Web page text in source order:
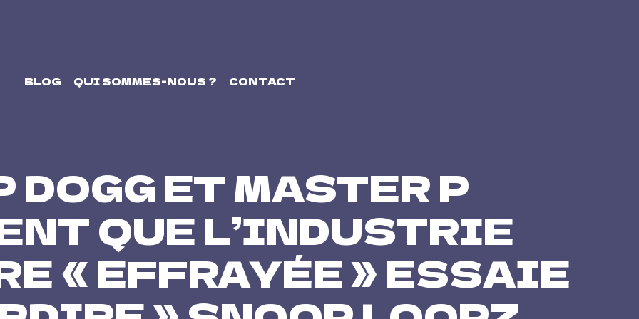
BLOG QUI SOMMES-NOUS ? CONTACT
DOGG ET MASTER P
QUE L’INDUSTRIE
« EFFRAYÉE » ESSAIE